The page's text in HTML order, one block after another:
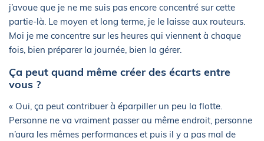
j’avoue que je ne me suis pas encore concentré sur cette
partie-là. Le moyen et long terme, je le laisse aux routeurs.
Moi je me concentre sur les heures qui viennent à chaque
fois, bien préparer la journée, bien la gérer.
Ça peut quand même créer des écarts entre
vous ?
« Oui, ça peut contribuer à éparpiller un peu la flotte.
Personne ne va vraiment passer au même endroit, personne
n’aura les mêmes performances et puis il y a pas mal de